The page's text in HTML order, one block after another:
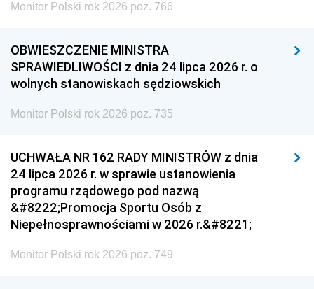
Monitor Polski rok 2026 poz. 766
OBWIESZCZENIE MINISTRA
SPRAWIEDLIWOŚCI z dnia 24 lipca 2026 r. o
wolnych stanowiskach sędziowskich
Monitor Polski rok 2026 poz. 735
UCHWAŁA NR 162 RADY MINISTRÓW z dnia
24 lipca 2026 r. w sprawie ustanowienia
programu rządowego pod nazwą
&#8222;Promocja Sportu Osób z
Niepełnosprawnościami w 2026 r.&#8221;
Monitor Polski rok 2026 poz. 749